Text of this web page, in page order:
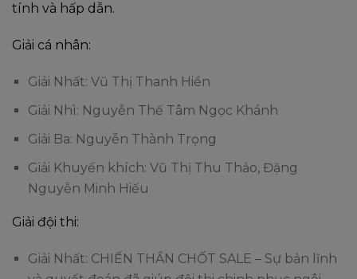
tính và hấp dẫn.
Giải cá nhân:
Giải Nhất: Vũ Thị Thanh Hiền
Giải Nhì: Nguyễn Thế Tâm Ngọc Khánh
Giải Ba: Nguyễn Thành Trọng
Giải Khuyến khích: Vũ Thị Thu Thảo, Đặng
Nguyễn Minh Hiếu
Giải đội thi:
Giải Nhất: CHIẾN THẦN CHỐT SALE – Sự bản lĩnh